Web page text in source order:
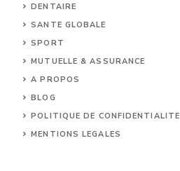
DENTAIRE
SANTE GLOBALE
SPORT
MUTUELLE & ASSURANCE
A PROPOS
BLOG
POLITIQUE DE CONFIDENTIALITE
MENTIONS LEGALES